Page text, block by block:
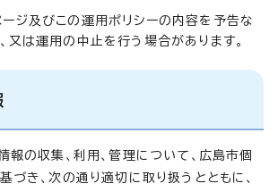
ージ及びこの運用ポリシーの内容を予告な
又は運用の中止を行う場合があります。
報の収集、利用、管理について、広島市個
づき、次の通り適切に取り扱うとともに、